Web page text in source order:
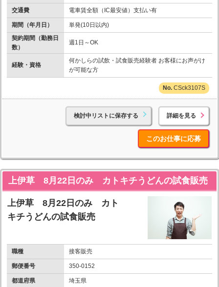
交通費 電車賃全額（IC最安値）支払い有
期間（年月日）
単発(10日以内)
契約期間（勤務日
数）
週1日～OK
経験・資格
何かしらの試飲・試食販売経験者 お客様にお声がけ
が可能な方
CSck3107S
検討中リストに保存する 詳細を見る
このお仕事に応募
上伊草 8月22日のみ カトキチうどんの試食販売
上伊草 8月22日のみ カト
キチうどんの試食販売
職種 接客販売
郵便番号 350-0152
都道府県 埼玉県